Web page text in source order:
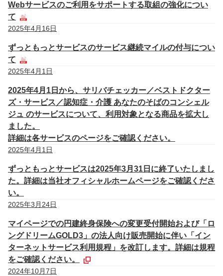
Webサービスのご利用をサポートする取組の強化につい
て
2025年4月16日
ずっともっとサービスのサービス継続マイルの付与につい
て
2025年4月1日
2025年4月1日から、サリバチェッカー／ベストドクター
ズ・サービス／認知症・介護 あなたのそばのコンシェル
ジュ のサービスについて、利用対象となる商品を拡大し
ました。
詳細は各サービスのページをご確認ください。
2025年4月1日
ずっともっとサービスは2025年3月31日に終了いたしまし
た。詳細は当社オフィシャルホームページをご確認くださ
い。
2025年3月24日
マイページでの円建終身保険への変更受付開始および「ロ
ングドリームGOLD3」の法人向け販売開始に伴い「イン
ターネットサービス利用規程」を改訂します。詳細は規程
をご確認ください。
2024年10月7日